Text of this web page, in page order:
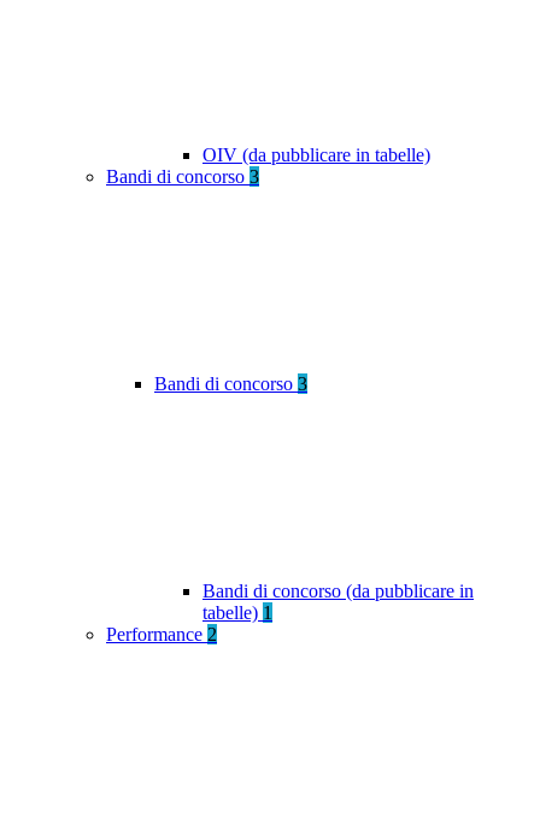
OIV (da pubblicare in tabelle)
Bandi di concorso 3
Bandi di concorso 3
Bandi di concorso (da pubblicare in
tabelle) 1
Performance 2